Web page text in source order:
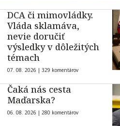
DCA či mimovládky.
Vláda sklamáva,
nevie doručiť
výsledky v dôležitých
témach
07. 08. 2026 | 329 komentárov
Čaká nás cesta
Maďarska?
06. 08. 2026 | 280 komentárov